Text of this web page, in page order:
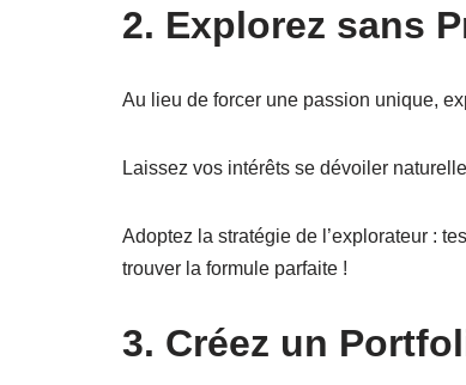
2. Explorez sans
Au lieu de forcer une passion unique,
Laissez vos intérêts se dévoiler
Adoptez la stratégie de l’explorateur :
trouver la formule parfaite !
3. Créez un